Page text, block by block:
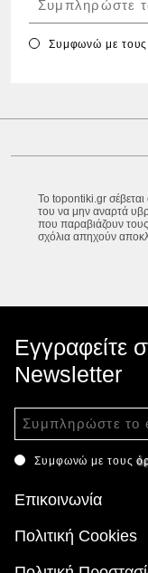
Συμφωνώ με
Το topontiki.gr σέβεται
του να μην αναρτά
που παραβιάζουν
σχόλια απηχούν
Εγγραφείτε
Newsletter
Συμφωνώ με τους
Επικοινωνία
Πολιτική Cookies